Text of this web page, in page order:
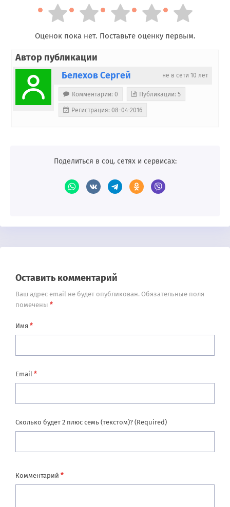
Оценок пока нет. Поставьте оценку первым.
Автор публикации
не в сети 10 лет
Белехов Сергей
Комментарии: 0 Публикации: 5
Регистрация: 08-04-2016
Поделиться в соц. сетях и сервисах:
Оставить комментарий
Ваш адрес email не будет опубликован. Обязательные поля
помечены *
Имя *
Email *
Сколько будет 2 плюс семь (текстом)? (Required)
Комментарий *